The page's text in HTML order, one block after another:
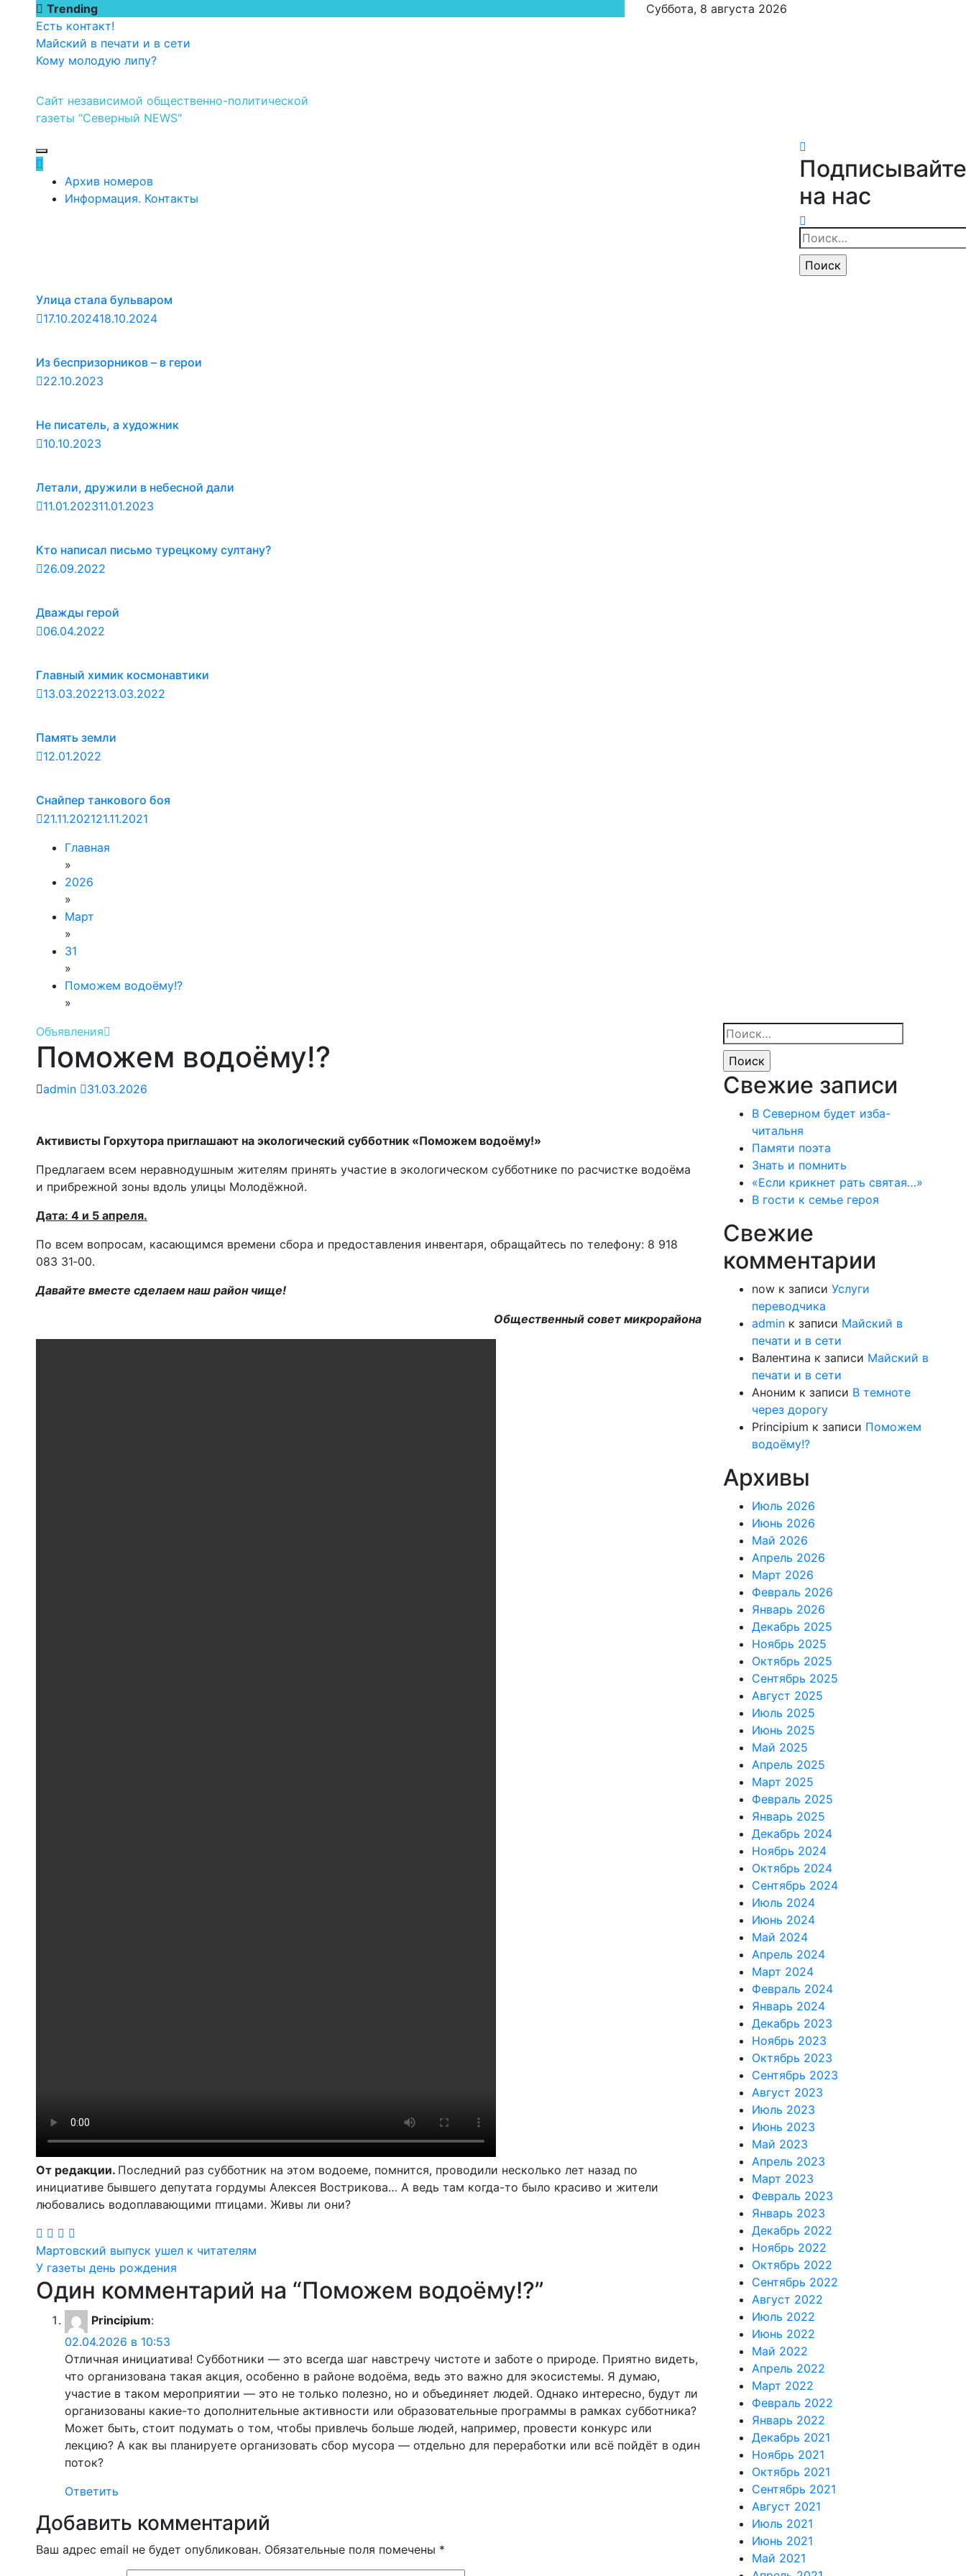
Перейти
содержимому
Trending
Есть контакт!
Майский в печати и в сети
Кому молодую липу?
Суббота, 8 августа 2026
Сайт независимой общественно-политической
газеты "Северный NEWS"
Архив номеров
Информация. Контакты
на нас
Найти:
Улица стала бульваром
17.10.202418.10.2024
Из беспризорников – в герои
22.10.2023
Не писатель, а художник
10.10.2023
Летали, дружили в небесной дали
11.01.202311.01.2023
Кто написал письмо турецкому султану?
26.09.2022
Дважды герой
06.04.2022
Главный химик космонавтики
13.03.202213.03.2022
Память земли
12.01.2022
Снайпер танкового боя
21.11.202121.11.2021
Главная
»
2026
»
Март
»
31
»
Поможем водоёму!?
»
Объявления
Поможем водоёму!?
admin 31.03.2026
Активисты Горхутора приглашают на экологический субботник «Поможем водоёму!»
Предлагаем всем неравнодушным жителям принять участие в экологическом субботнике по расчистке водоёма
и прибрежной зоны вдоль улицы Молодёжной.
Дата: 4 и 5 апреля.
По всем вопросам, касающимся времени сбора и предоставления инвентаря, обращайтесь по телефону: 8 918
083 31‑00.
Давайте вместе сделаем наш район чище!
Общественный совет микрорайона
От редакции. Последний раз субботник на этом водоеме, помнится, проводили несколько лет назад по
инициативе бывшего депутата гордумы Алексея Вострикова… А ведь там когда-то было красиво и жители
любовались водоплавающими птицами. Живы ли они?
Навигация
по
записям
Мартовский выпуск ушел к читателям
У газеты день рождения
Один комментарий на “Поможем водоёму!?”
Principium:
02.04.2026 в 10:53
Отличная инициатива! Субботники — это всегда шаг навстречу чистоте и заботе о природе. Приятно видеть,
что организована такая акция, особенно в районе водоёма, ведь это важно для экосистемы. Я думаю,
участие в таком мероприятии — это не только полезно, но и объединяет людей. Однако интересно, будут ли
организованы какие-то дополнительные активности или образовательные программы в рамках субботника?
Может быть, стоит подумать о том, чтобы привлечь больше людей, например, провести конкурс или
лекцию? А как вы планируете организовать сбор мусора — отдельно для переработки или всё пойдёт в один
поток?
Ответить
Добавить комментарий
Ваш адрес email не будет опубликован. Обязательные поля помечены *
Найти:
Свежие записи
В Северном будет изба-
читальня
Памяти поэта
Знать и помнить
«Если крикнет рать святая…»
В гости к семье героя
Свежие
комментарии
nowк записи Услуги
переводчика
adminк записи Майский в
печати и в сети
Валентина к записи Майский в
печати и в сети
Аноним к записи В темноте
через дорогу
Principium к записи Поможем
водоёму!?
Архивы
Июль 2026
Июнь 2026
Май 2026
Апрель 2026
Март 2026
Февраль 2026
Январь 2026
Декабрь 2025
Ноябрь 2025
Октябрь 2025
Сентябрь 2025
Август 2025
Июль 2025
Июнь 2025
Май 2025
Апрель 2025
Март 2025
Февраль 2025
Январь 2025
Декабрь 2024
Ноябрь 2024
Октябрь 2024
Сентябрь 2024
Июль 2024
Июнь 2024
Май 2024
Апрель 2024
Март 2024
Февраль 2024
Январь 2024
Декабрь 2023
Ноябрь 2023
Октябрь 2023
Сентябрь 2023
Август 2023
Июль 2023
Июнь 2023
Май 2023
Апрель 2023
Март 2023
Февраль 2023
Январь 2023
Декабрь 2022
Ноябрь 2022
Октябрь 2022
Сентябрь 2022
Август 2022
Июль 2022
Июнь 2022
Май 2022
Апрель 2022
Март 2022
Февраль 2022
Январь 2022
Декабрь 2021
Ноябрь 2021
Октябрь 2021
Сентябрь 2021
Август 2021
Июль 2021
Июнь 2021
Май 2021